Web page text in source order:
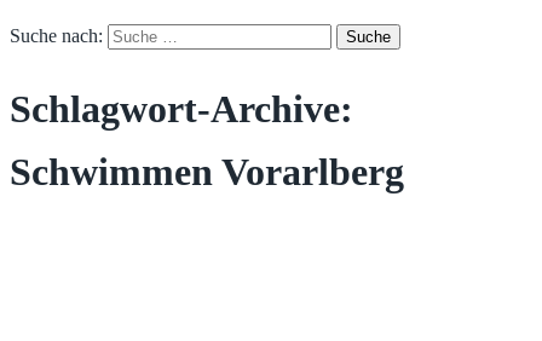
Suche nach:
Schlagwort-Archive:
Schwimmen Vorarlberg